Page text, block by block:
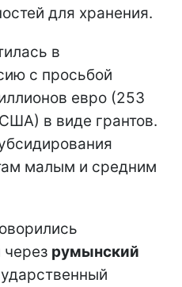
для хранения.
в
с просьбой
евро (253
в виде грантов.
малым и средним
через румынский